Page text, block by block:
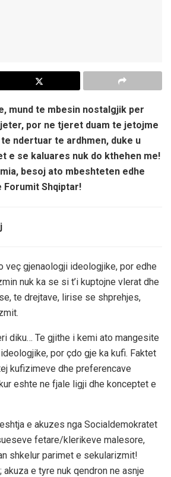
mund te mbesin nostalgjik per
por ne tjeret duam te jetojme
ndertuar te ardhmen, duke u
e se kaluares nuk do kthehen me!
besoj ato mbeshteten edhe
Shqiptar!
veç gjenaologji ideologjike, por edhe
nuk ka se si t’i kuptojne vlerat dhe
te drejtave, lirise se shprehjes,
diku… Te gjithe i kemi ato mangesite
por çdo gje ka kufi. Faktet
kufizimeve dhe preferencave
eshte ne fjale ligji dhe konceptet e
e akuzes nga Socialdemokratet
fetare/klerikeve malesore,
shkelur parimet e sekularizmit!
e tyre nuk qendron ne asnje